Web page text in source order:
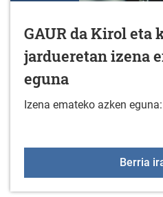
GAUR da Kirol eta
jardueretan izena
eguna
Izena emateko azken
Berria